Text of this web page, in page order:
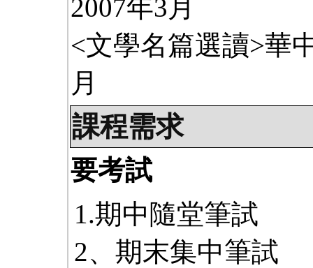
2007年3月
<文學名篇選讀>華
月
課程需求
要考試
1.期中隨堂筆試
2、期末集中筆試